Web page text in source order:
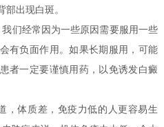
出现白斑。
们经常因为一些原因需要服用一些
有负面作用。如果长期服用，可能
者一定要谨慎用药，以免诱发白癜
体质差，免疫力低的人更容易生